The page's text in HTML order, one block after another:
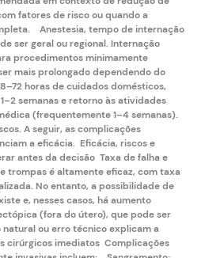
fatores de risco ou quando a
Anestesia, tempo de internação
ser geral ou regional. Internação
procedimentos minimamente
mais prolongado dependendo do
horas de cuidados domésticos,
semanas e retorno às atividades
(frequentemente 1–4 semanas).
A seguir, as complicações
a eficácia. Eficácia, riscos e
antes da decisão Taxa de falha e
trompas é altamente eficaz, com taxa
No entanto, a possibilidade de
e, nesses casos, há aumento
(fora do útero), que pode ser
natural ou erro técnico explicam a
cirúrgicos imediatos Complicações